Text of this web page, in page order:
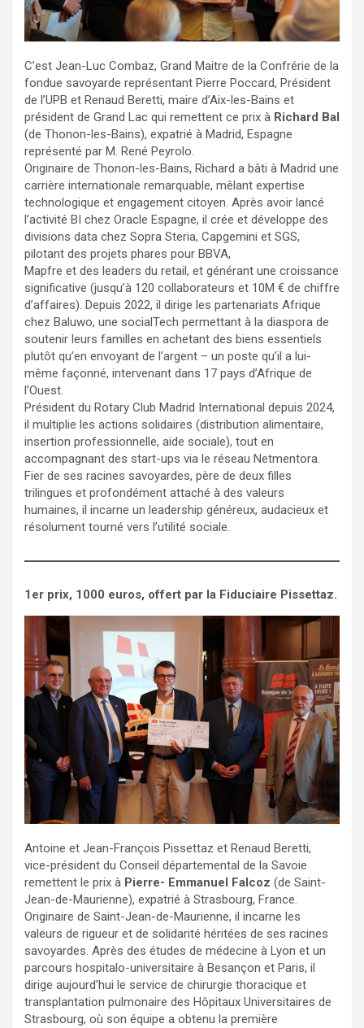
C’est Jean-Luc Combaz, Grand Maitre de la Confrérie de la
fondue savoyarde représentant Pierre Poccard, Président
de l’UPB et Renaud Beretti, maire d’Aix-les-Bains et
président de Grand Lac qui remettent ce prix à Richard Bal
(de Thonon-les-Bains), expatrié à Madrid, Espagne
représenté par M. René Peyrolo.
Originaire de Thonon-les-Bains, Richard a bâti à Madrid une
carrière internationale remarquable, mêlant expertise
technologique et engagement citoyen. Après avoir lancé
l’activité BI chez Oracle Espagne, il crée et développe des
divisions data chez Sopra Steria, Capgemini et SGS,
pilotant des projets phares pour BBVA,
Mapfre et des leaders du retail, et générant une croissance
significative (jusqu’à 120 collaborateurs et 10M € de chiffre
d’affaires). Depuis 2022, il dirige les partenariats Afrique
chez Baluwo, une socialTech permettant à la diaspora de
soutenir leurs familles en achetant des biens essentiels
plutôt qu’en envoyant de l’argent – un poste qu’il a lui-
même façonné, intervenant dans 17 pays d’Afrique de
l’Ouest.
Président du Rotary Club Madrid International depuis 2024,
il multiplie les actions solidaires (distribution alimentaire,
insertion professionnelle, aide sociale), tout en
accompagnant des start-ups via le réseau Netmentora.
Fier de ses racines savoyardes, père de deux filles
trilingues et profondément attaché à des valeurs
humaines, il incarne un leadership généreux, audacieux et
résolument tourné vers l’utilité sociale.
1er prix, 1000 euros, offert par la Fiduciaire Pissettaz.
Antoine et Jean-François Pissettaz et Renaud Beretti,
vice-président du Conseil départemental de la Savoie
remettent le prix à Pierre- Emmanuel Falcoz (de Saint-
Jean-de-Maurienne), expatrié à Strasbourg, France.
Originaire de Saint-Jean-de-Maurienne, il incarne les
valeurs de rigueur et de solidarité héritées de ses racines
savoyardes. Après des études de médecine à Lyon et un
parcours hospitalo-universitaire à Besançon et Paris, il
dirige aujourd’hui le service de chirurgie thoracique et
transplantation pulmonaire des Hôpitaux Universitaires de
Strasbourg, où son équipe a obtenu la première